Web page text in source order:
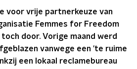
voor vrije partnerkeuze van
Femmes for Freedom
door. Vorige maand werd
vanwege een 'te ruime
een lokaal reclamebureau